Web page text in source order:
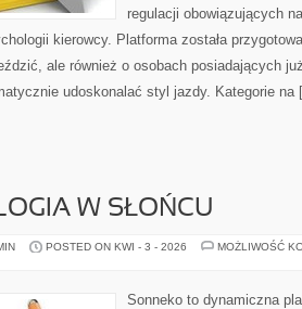
regulacji obowiązujących
kierowcy. Platforma została
ale również o osobach posiadających
udoskonalać styl jazdy. Kategorie
W SŁOŃCU
POSTED ON KWI - 3 - 2026
MOŻLIWOŚĆ
Sonneko to dynamiczna